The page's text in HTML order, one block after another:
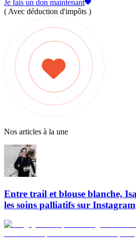
Je fais un don maintenant
( Avec déduction d'impôts )
Nos articles à la une
Entre trail et blouse blanche,
les soins palliatifs sur Instagram